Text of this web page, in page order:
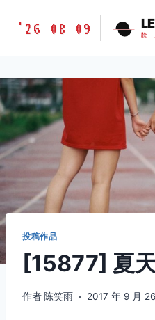
胶
味
道
LETSFILM
'26 08 09 胶
投稿作品
[15877] 夏
作者 陈笑雨 2017 年 9 月